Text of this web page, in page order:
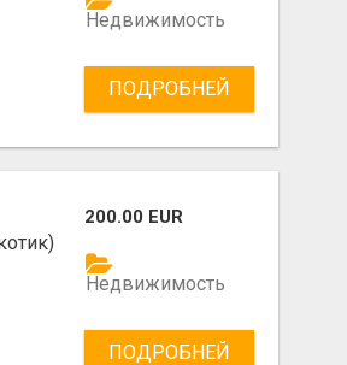
Недвижимость
ПОДРОБНЕЙ
200.00 EUR
Недвижимость
ПОДРОБНЕЙ